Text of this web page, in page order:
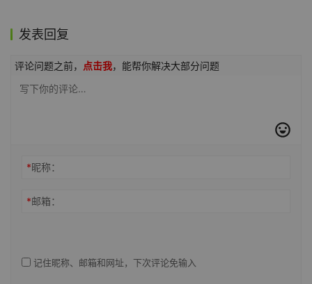
发表回复
评论问题之前， 点击我，能帮你解决大部分问题
*昵称：
*邮箱：
记住昵称、邮箱和网址，下次评论免输入